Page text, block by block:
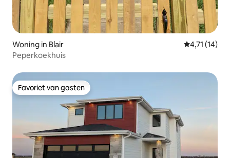
Woning in Blair Gemiddelde
4,71 (14)
Peperkoekhuis
Favoriet van gasten
Favoriet van gasten